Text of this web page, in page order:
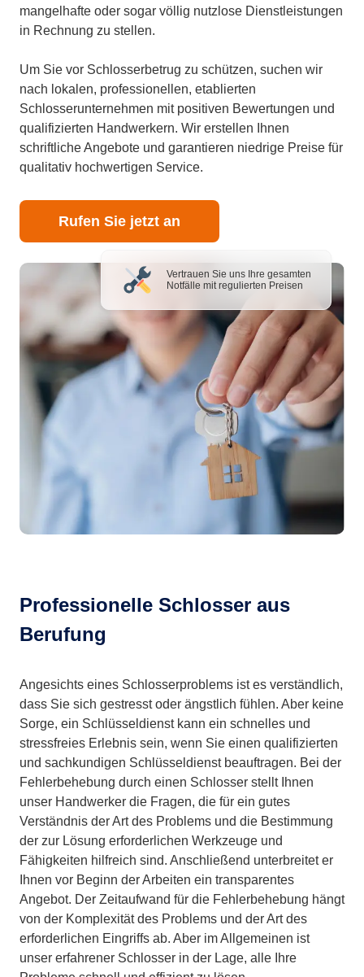
mangelhafte oder sogar völlig nutzlose Dienstleistungen
in Rechnung zu stellen.
Um Sie vor Schlosserbetrug zu schützen, suchen wir
nach lokalen, professionellen, etablierten
Schlosserunternehmen mit positiven Bewertungen und
qualifizierten Handwerkern. Wir erstellen Ihnen
schriftliche Angebote und garantieren niedrige Preise für
qualitativ hochwertigen Service.
Rufen Sie jetzt an
Vertrauen Sie uns Ihre gesamten
Notfälle mit regulierten Preisen
Professionelle Schlosser aus
Berufung
Angesichts eines Schlosserproblems ist es verständlich,
dass Sie sich gestresst oder ängstlich fühlen. Aber keine
Sorge, ein Schlüsseldienst kann ein schnelles und
stressfreies Erlebnis sein, wenn Sie einen qualifizierten
und sachkundigen Schlüsseldienst beauftragen. Bei der
Fehlerbehebung durch einen Schlosser stellt Ihnen
unser Handwerker die Fragen, die für ein gutes
Verständnis der Art des Problems und die Bestimmung
der zur Lösung erforderlichen Werkzeuge und
Fähigkeiten hilfreich sind. Anschließend unterbreitet er
Ihnen vor Beginn der Arbeiten ein transparentes
Angebot. Der Zeitaufwand für die Fehlerbehebung hängt
von der Komplexität des Problems und der Art des
erforderlichen Eingriffs ab. Aber im Allgemeinen ist
unser erfahrener Schlosser in der Lage, alle Ihre